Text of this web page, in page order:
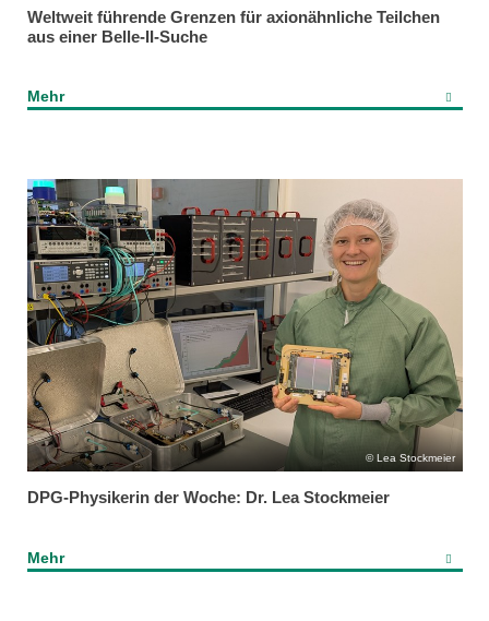
Weltweit führende Grenzen für axionähnliche Teilchen
aus einer Belle-II-Suche
Mehr
Lea Stockmeier
DPG-Physikerin der Woche: Dr. Lea Stockmeier
Mehr